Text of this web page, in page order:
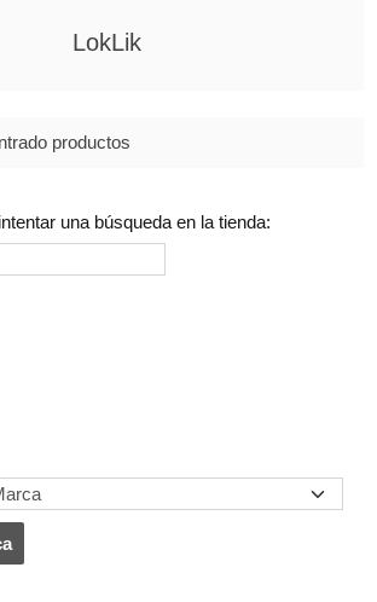
LokLik
productos
una búsqueda en la tienda: